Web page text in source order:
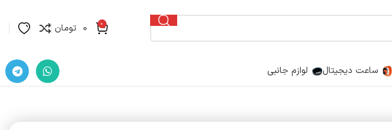
0
0 تومان
ساعت دیجیتال لوازم جانبی